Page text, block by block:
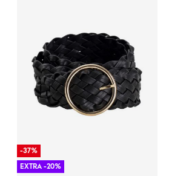
-37%
EXTRA -20%